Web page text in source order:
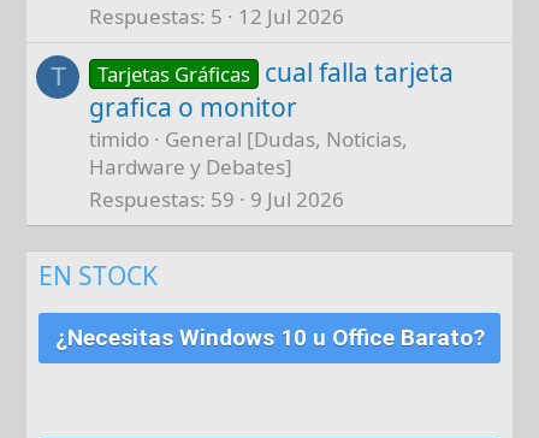
Respuestas 5 12 Jul 2026
T Tarjetas Gráficas cual falla tarjeta
grafica o monitor
timido
General [Dudas, Noticias,
Hardware y Debates]
Respuestas 59 9 Jul 2026
EN STOCK
¿Necesitas Windows 10 u Office Barato?